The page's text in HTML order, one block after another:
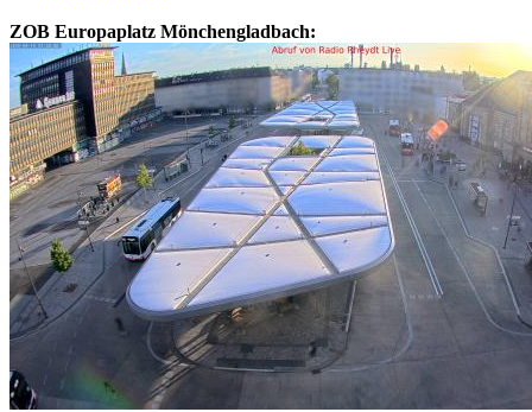
ZOB Europaplatz Mönchengladbach: